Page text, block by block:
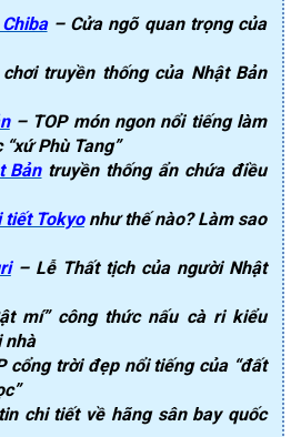
– Cửa ngõ quan trọng của
truyền thống của Nhật Bản
– TOP món ngon nổi tiếng làm
Phù Tang”
Bảntruyền thống ẩn chứa điều
tiết Tokyonhư thế nào? Làm sao
– Lễ Thất tịch của người Nhật
mí” công thức nấu cà ri kiểu
nhà
cổng trời đẹp nổi tiếng của “đất
chi tiết về hãng sân bay quốc